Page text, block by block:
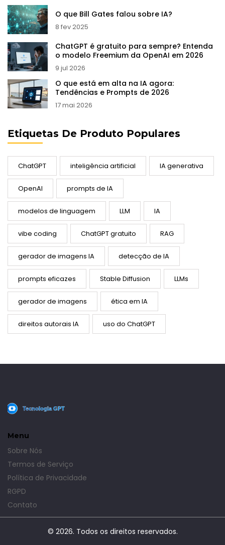
O que Bill Gates falou sobre IA?
8 fev 2025
ChatGPT é gratuito para sempre? Entenda
o modelo Freemium da OpenAI em 2026
9 jul 2026
O que está em alta na IA agora:
Tendências e Prompts de 2026
17 mai 2026
Etiquetas De Produto Populares
ChatGPT inteligência artificial IA generativa
OpenAI prompts de IA
modelos de linguagem LLM IA
vibe coding ChatGPT gratuito RAG
gerador de imagens IA detecção de IA
prompts eficazes Stable Diffusion LLMs
gerador de imagens ética em IA
direitos autorais IA uso do ChatGPT
Menu
Sobre Nós
Termos de Serviço
Política de Privacidade
RGPD
Contato
© 2026. Todos os direitos reservados.